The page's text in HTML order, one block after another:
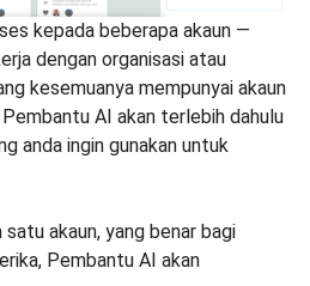
kepada beberapa akaun —
dengan organisasi atau
kesemuanya mempunyai akaun
AI akan terlebih dahulu
anda ingin gunakan untuk
akaun, yang benar bagi
Pembantu AI akan